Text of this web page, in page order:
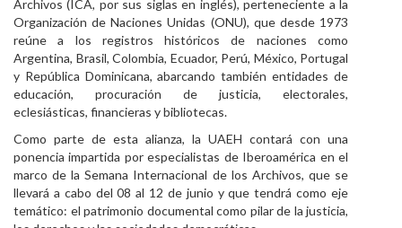
Archivos (ICA, por sus siglas en inglés), perteneciente a la
Organización de Naciones Unidas (ONU), que desde 1973
reúne a los registros históricos de naciones como
Argentina, Brasil, Colombia, Ecuador, Perú, México, Portugal
y República Dominicana, abarcando también entidades de
educación, procuración de justicia, electorales,
eclesiásticas, financieras y bibliotecas.
Como parte de esta alianza, la UAEH contará con una
ponencia impartida por especialistas de Iberoamérica en el
marco de la Semana Internacional de los Archivos, que se
llevará a cabo del 08 al 12 de junio y que tendrá como eje
temático: el patrimonio documental como pilar de la justicia,